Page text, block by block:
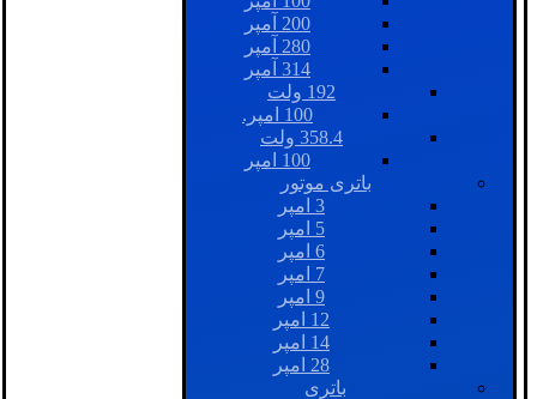
200 آمپر
280 آمپر
314 آمپر
192 ولت
100 امپر.
358.4 ولت
100 امپر
باتری موتور
3 امپر
5 امپر
6 امپر
7 امپر
9 امپر
12 امپر
14 امپر
28 امپر
باتری